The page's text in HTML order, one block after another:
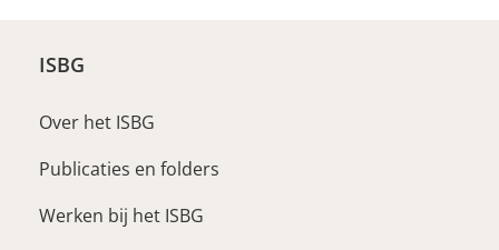
ISBG
Over het ISBG
Publicaties en folders
Werken bij het ISBG